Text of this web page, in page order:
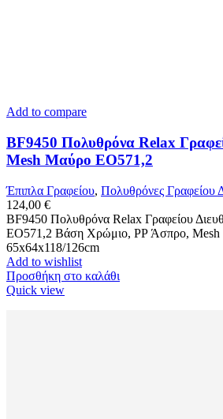
Add to compare
BF9450 Πολυθρόνα Relax
Mesh Μαύρο ΕΟ571,2
Έπιπλα Γραφείου, Πολυθρόνες Γραφείου
124,00 €
BF9450 Πολυθρόνα Relax Γραφείου
ΕΟ571,2 Βάση Χρώμιο, PP Άσπρο,
65x64x118/126cm
Add to wishlist
Προσθήκη στο καλάθι
Quick view